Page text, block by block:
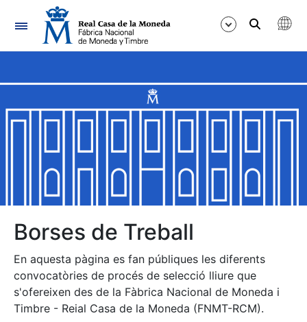
Navegació
Mostra/Amaga
Mostra/Amaga
Mostra/Amaga
Mostra/Amaga
Borses de Treball
En aquesta pàgina es fan públiques les diferents
convocatòries de procés de selecció lliure que
s'ofereixen des de la Fàbrica Nacional de Moneda i
Timbre - Reial Casa de la Moneda (FNMT-RCM).